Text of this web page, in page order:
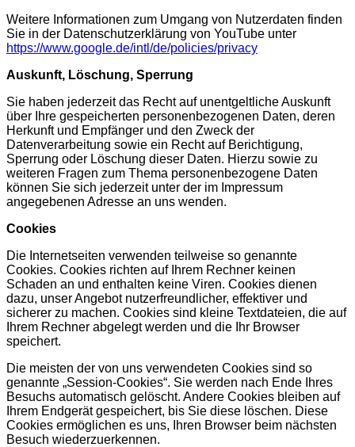
Weitere Informationen zum Umgang von Nutzerdaten finden
Sie in der Datenschutzerklärung von YouTube unter
https://www.google.de/intl/de/policies/privacy
Auskunft, Löschung, Sperrung
Sie haben jederzeit das Recht auf unentgeltliche Auskunft
über Ihre gespeicherten personenbezogenen Daten, deren
Herkunft und Empfänger und den Zweck der
Datenverarbeitung sowie ein Recht auf Berichtigung,
Sperrung oder Löschung dieser Daten. Hierzu sowie zu
weiteren Fragen zum Thema personenbezogene Daten
können Sie sich jederzeit unter der im Impressum
angegebenen Adresse an uns wenden.
Cookies
Die Internetseiten verwenden teilweise so genannte
Cookies. Cookies richten auf Ihrem Rechner keinen
Schaden an und enthalten keine Viren. Cookies dienen
dazu, unser Angebot nutzerfreundlicher, effektiver und
sicherer zu machen. Cookies sind kleine Textdateien, die auf
Ihrem Rechner abgelegt werden und die Ihr Browser
speichert.
Die meisten der von uns verwendeten Cookies sind so
genannte „Session-Cookies“. Sie werden nach Ende Ihres
Besuchs automatisch gelöscht. Andere Cookies bleiben auf
Ihrem Endgerät gespeichert, bis Sie diese löschen. Diese
Cookies ermöglichen es uns, Ihren Browser beim nächsten
Besuch wiederzuerkennen.